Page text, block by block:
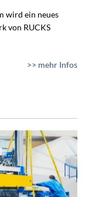
wird ein neues
von RUCKS
>> mehr Infos